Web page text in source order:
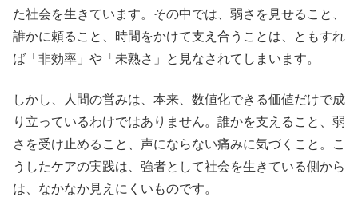
た社会を生きています。その中では、弱さを見せること、
誰かに頼ること、時間をかけて支え合うことは、ともすれ
ば「非効率」や「未熟さ」と見なされてしまいます。
しかし、人間の営みは、本来、数値化できる価値だけで成
り立っているわけではありません。誰かを支えること、弱
さを受け止めること、声にならない痛みに気づくこと。こ
うしたケアの実践は、強者として社会を生きている側から
は、なかなか見えにくいものです。